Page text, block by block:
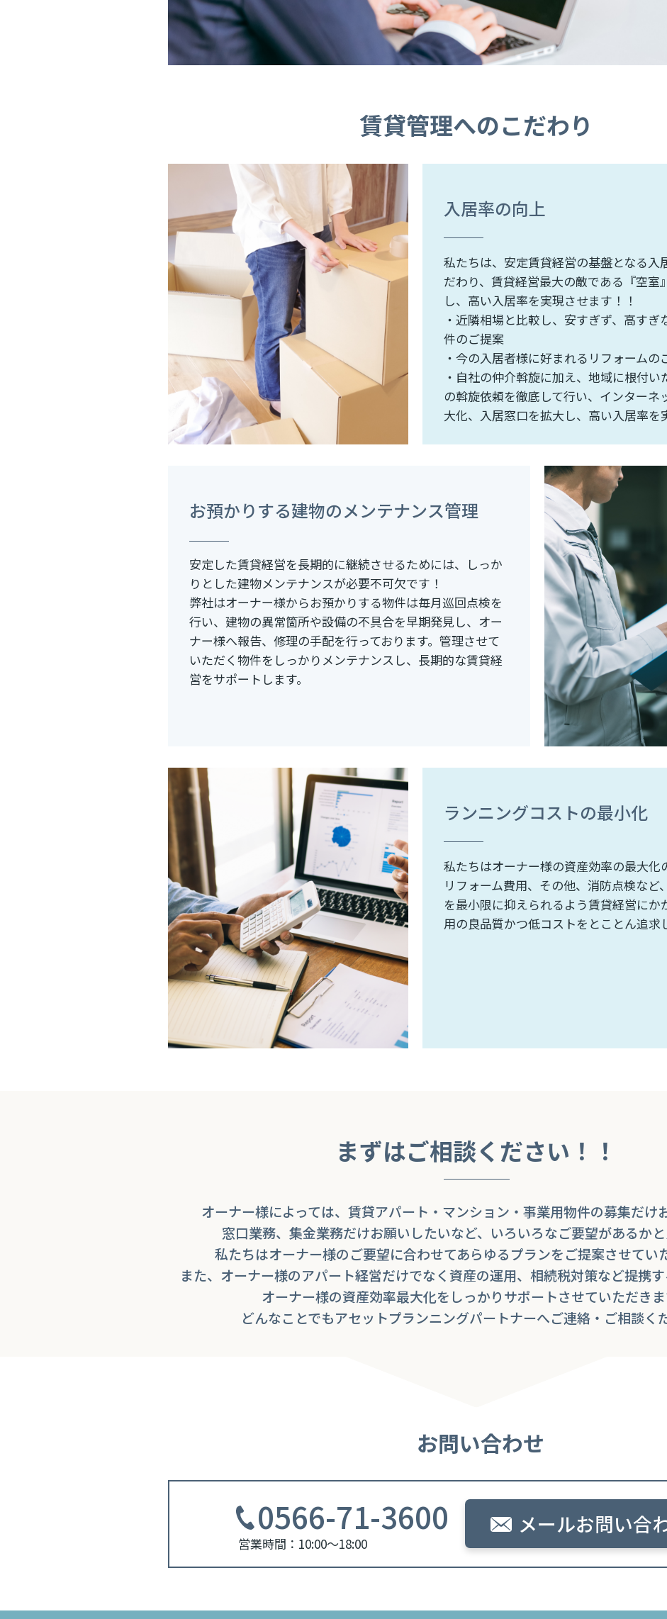
賃貸管理へのこだわり
入居率の向上
私たちは、安定賃貸経営の基盤となる入
だわり、賃貸経営最大の敵である『空室
し、高い入居率を実現させます！！
・近隣相場と比較し、安すぎず、高すぎ
件のご提案
・今の入居者様に好まれるリフォームの
・自社の仲介斡旋に加え、地域に根付い
の斡旋依頼を徹底して行い、インターネ
大化、入居窓口を拡大し、高い入居率を
お預かりする建物のメンテナンス管理
安定した賃貸経営を長期的に継続させるためには、しっか
りとした建物メンテナンスが必要不可欠です！
弊社はオーナー様からお預かりする物件は毎月巡回点検を
行い、建物の異常箇所や設備の不具合を早期発見し、オー
ナー様へ報告、修理の手配を行っております。管理させて
いただく物件をしっかりメンテナンスし、長期的な賃貸経
営をサポートします。
ランニングコストの最小化
私たちはオーナー様の資産効率の最大化
リフォーム費用、その他、消防点検など
を最小限に抑えられるよう賃貸経営にか
用の良品質かつ低コストをとことん追求
まずはご相談ください！！
オーナー様によっては、賃貸アパート・マンション・事業用物件の募集だけ
窓口業務、集金業務だけお願いしたいなど、いろいろなご要望があるかと
私たちはオーナー様のご要望に合わせてあらゆるプランをご提案させてい
また、オーナー様のアパート経営だけでなく資産の運用、相続税対策など提携
オーナー様の資産効率最大化をしっかりサポートさせていただきま
どんなことでもアセットプランニングパートナーへご連絡・ご相談く
お問い合わせ
0566-71-3600
営業時間：10:00～18:00
メールお問い合